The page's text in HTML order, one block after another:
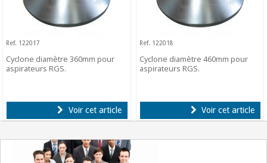
Ref. 122017
Cyclone diamètre 360mm pour
aspirateurs RGS.
Voir cet article
Ref. 122018
Cyclone diamètre 460mm pour
aspirateurs RGS.
Voir cet article